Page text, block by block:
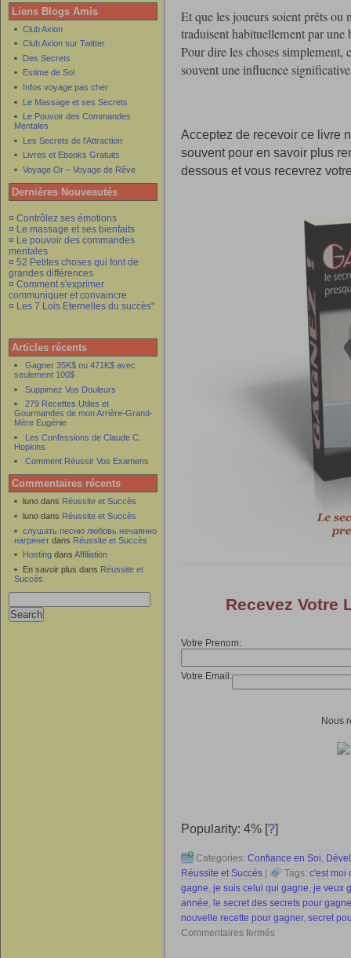
Liens Blogs Amis
Club Axion
Club Axion sur Twitter
Des Secrets
Estime de Soi
Infos voyage pas cher
Le Massage et ses Secrets
Le Pouvoir des Commandes
Mentales
Les Secrets de l'Attraction
Livres et Ebooks Gratuits
Voyage Or – Voyage de Rêve
Dernières Nouveautés
¤ Contrôlez ses émotions
¤ Le massage et ses bienfaits
¤ Le pouvoir des commandes
mentales
¤ 52 Petites choses qui font de
grandes différences
¤ Comment s'exprimer
communiquer et convaincre
¤ Les 7 Lois Eternelles du succès"
Articles récents
Gagner 35K$ ou 471K$ avec
seulement 100$
Suppimez Vos Douleurs
279 Recettes Utiles et
Gourmandes de mon Arrière-Grand-
Mère Eugénie
Les Confessions de Claude C.
Hopkins
Comment Réussir Vos Examens
Commentaires récents
luno dans Réussite et Succès
luno dans Réussite et Succès
слушать песню любовь нечаянно
нагрянет dans Réussite et Succès
Hosting dans Affiliation
En savoir plus dans Réussite et
Succès
Et que les joueurs soient prêts ou
traduisent habituellement par une
Pour dire les choses simplement,
souvent une influence
Acceptez de recevoir ce livre
souvent pour en savoir plus
dessous et vous recevrez
Recevez Votre
Votre Prenom:
Votre Email:
Nous
Popularity: 4% [?]
Categories: Confiance en Soi,
Réussite et Succès
Tags: c'est moi
gagne, je suis celui qui gagne, je veux
année, le secret des secrets pour
nouvelle recette pour gagner, secret
Commentaires fermés